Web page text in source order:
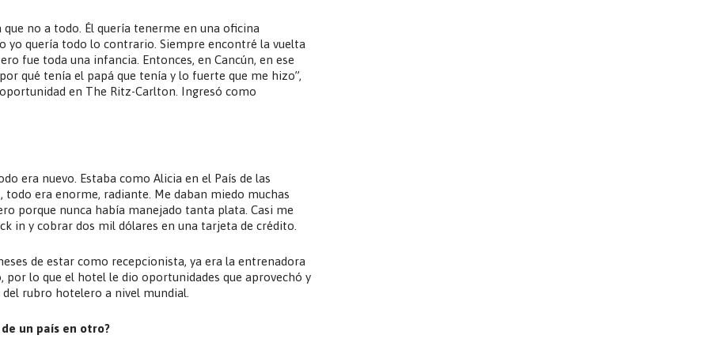
no a todo. Él quería tenerme en una oficina
yo quería todo lo contrario. Siempre encontré la vuelta
fue toda una infancia. Entonces, en Cancún, en ese
qué tenía el papá que tenía y lo fuerte que me hizo”,
en The Ritz-Carlton. Ingresó como
era nuevo. Estaba como Alicia en el País de las
era enorme, radiante. Me daban miedo muchas
porque nunca había manejado tanta plata. Casi me
in y cobrar dos mil dólares en una tarjeta de crédito.
de estar como recepcionista, ya era la entrenadora
lo que el hotel le dio oportunidades que aprovechó y
rubro hotelero a nivel mundial.
un país en otro?